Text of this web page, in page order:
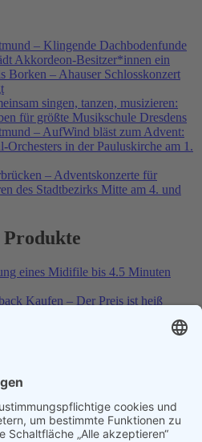
– Klingende Dachbodenfunde
Akkordeon-Besitzer*innen ein
Borken – Ahauser Schlosskonzert
singen, tanzen, musizieren:
für größte Musikschule Dresdens
– AufWind bläst zum Advent:
Orchesters in der Pauluskirche am 1.
– Adventskonzerte für
des Stadtbezirks Mitte am 4. und
Produkte
eines Midifile bis 4.5 Minuten
Kaufen – Der Preis ist heiß
– Playbacks – Absolute Rarität
kaufen – Ich baue Dein
eines Wunschmidifile bis 3.5
als Karaoke-Playbacks –